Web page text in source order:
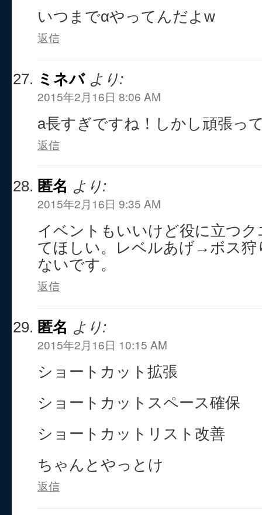
いつまでαやってんだよw
返信
ミネバ より:
2015年2月16日 8:06 AM
a長すぎですね！しかし頑張っ
返信
匿名 より:
2015年2月16日 9:35 AM
イベントもいいけど役に立つ
てほしい。レベルあげ→ボス狩
ないです。
返信
匿名 より:
2015年2月16日 10:15 AM
ショートカット拡張
ショートカットスペース確保
ショートカットリスト改善
ちゃんとやっとけ
返信